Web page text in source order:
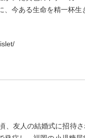
今ある生命を精一杯生
友人の結婚式に招待